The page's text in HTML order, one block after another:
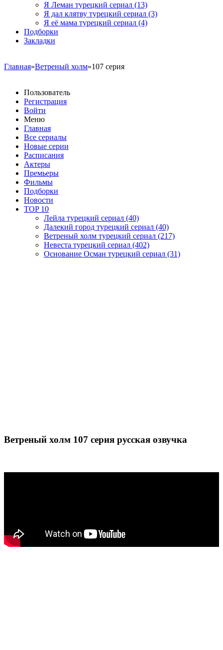
Я Леман турецкий сериал (13)
Я дал клятву турецкий сериал (3)
Я её мама турецкий сериал (4)
Подборки
Закладки
Главная»Ветреный холм»107 серия
Пользователь
Регистрация
Войти
Меню
Главная
Все сериалы
Новые серии
Расписания
Актеры
Премьеры
Фильмы
Подборки
Новости
TOP 10
Лейла турецкий сериал (40)
Далекий город турецкий сериал (40)
Ветреный холм турецкий сериал (217)
Невеста турецкий сериал (402)
Основание Осман турецкий сериал (31)
Ветреный холм 107 серия русская озвучка